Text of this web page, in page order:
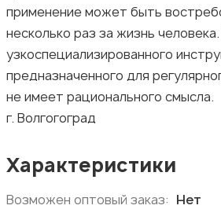
применение может быть
несколько раз за жизнь
узкоспециализированного
предназначенного для
не имеет рационального смысла.
г. Волгогоград
Характеристики
Возможен оптовый заказ: Нет